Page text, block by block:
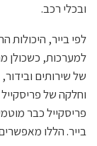
ובכלי רכב.
לפי בייר, היכולות
למערכות, כשכולן
של שירותים
פריסקייל כבר
בייר. הללו